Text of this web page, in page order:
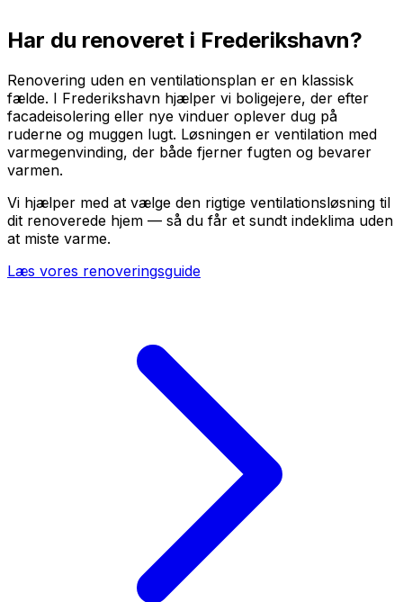
Har du renoveret i Frederikshavn?
Renovering uden en ventilationsplan er en klassisk
fælde. I Frederikshavn hjælper vi boligejere, der efter
facadeisolering eller nye vinduer oplever dug på
ruderne og muggen lugt. Løsningen er ventilation med
varmegenvinding, der både fjerner fugten og bevarer
varmen.
Vi hjælper med at vælge den rigtige ventilationsløsning til
dit renoverede hjem — så du får et sundt indeklima uden
at miste varme.
Læs vores renoveringsguide